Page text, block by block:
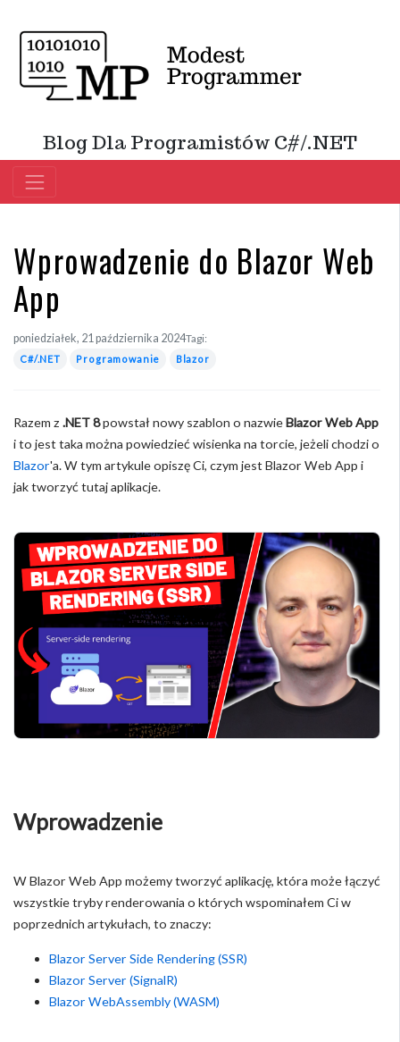
Blog Dla Programistów C#/.NET
Wprowadzenie do Blazor Web
App
poniedziałek, 21 października 2024Tagi:
C#/.NET Programowanie Blazor
Razem z .NET 8powstał nowy szablon o nazwieBlazor Web App
i to jest taka można powiedzieć wisienka na torcie, jeżeli chodzi o
Blazor'a. W tym artykule opiszę Ci, czym jest Blazor Web App i
jak tworzyć tutaj aplikacje.
Wprowadzenie
W Blazor Web App możemy tworzyć aplikację, która może łączyć
wszystkie tryby renderowania o których wspominałem Ci w
poprzednich artykułach, to znaczy:
Blazor Server Side Rendering (SSR)
Blazor Server (SignalR)
Blazor WebAssembly (WASM)